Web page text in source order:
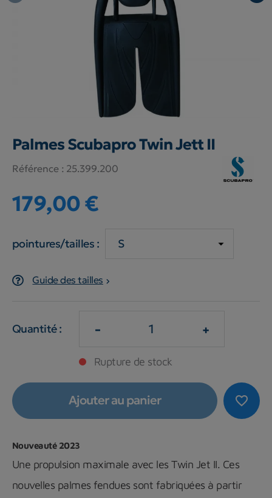
Palmes Scubapro Twin Jett II
Référence : 25.399.200
179,00 €
pointures/tailles :
Guide des tailles
Quantité : - +
Rupture de stock
favorite_border
Ajouter au panier
Nouveauté 2023
Une propulsion maximale avec les Twin Jet II. Ces
nouvelles palmes fendues sont fabriquées à partir